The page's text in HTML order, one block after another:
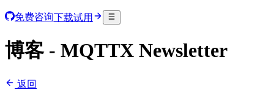
免费咨询下载试用
博客 - MQTTX Newsletter
返回